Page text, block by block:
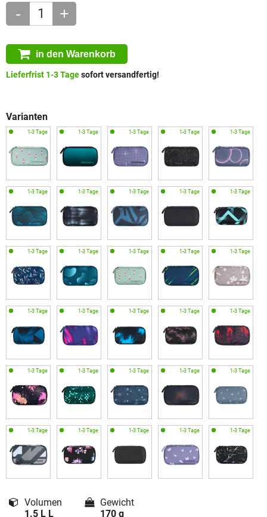
- +
in den Warenkorb
Lieferfrist 1-3 Tagesofort versandfertig!
Varianten
Volumen
1.5 L L
Gewicht
170 g